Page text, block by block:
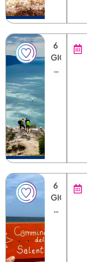
6
GIORNI
5
6
GIORNI
5